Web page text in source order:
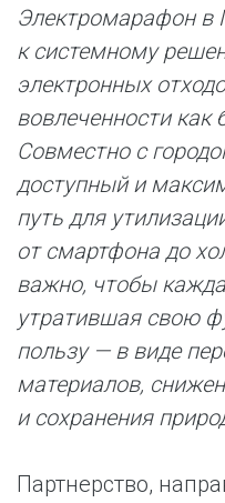
Электромарафон в
к системному
электронных
вовлеченности как
Совместно с
доступный и
путь для
от смартфона до
важно, чтобы
утратившая свою
пользу — в виде
материалов,
и сохранения
Партнерство,